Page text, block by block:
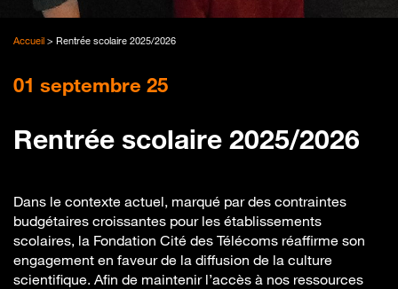
Accueil > Rentrée scolaire 2025/2026
01 septembre 25
Rentrée scolaire 2025/2026
Dans le contexte actuel, marqué par des contraintes
budgétaires croissantes pour les établissements
scolaires, la Fondation Cité des Télécoms réaffirme son
engagement en faveur de la diffusion de la culture
scientifique. Afin de maintenir l’accès à nos ressources